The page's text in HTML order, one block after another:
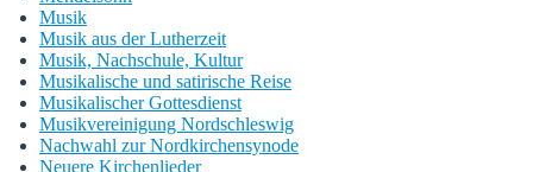
Musik
Musik aus der Lutherzeit
Musik, Nachschule, Kultur
Musikalische und satirische Reise
Musikalischer Gottesdienst
Musikvereinigung Nordschleswig
Nachwahl zur Nordkirchensynode
Neuere Kirchenlieder